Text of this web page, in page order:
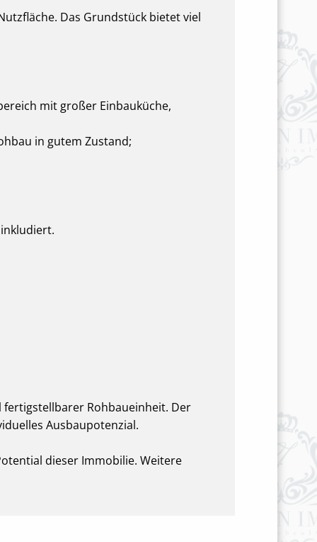
Das Grundstück bietet viel
mit großer Einbauküche,
in gutem Zustand;
Rohbaueinheit. Der
Ausbaupotenzial.
dieser Immobilie. Weitere